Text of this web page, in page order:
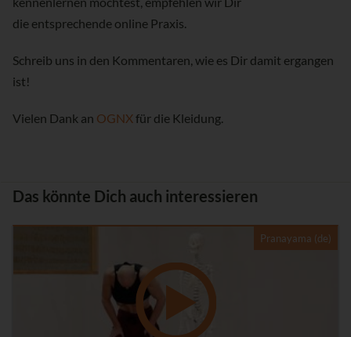
die entsprechende online Praxis.
Schreib uns in den Kommentaren, wie es Dir damit ergangen
ist!
Vielen Dank an OGNXfür die Kleidung.
Das könnte Dich auch interessieren
Pranayama (de)